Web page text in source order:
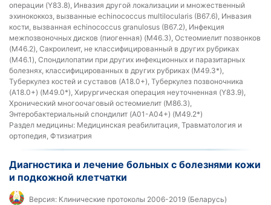
операции (Y83.8), Инвазия другой локализации и множественный
эхинококкоз, вызванные echinococcus multilocularis (B67.6), Инвазия
кости, вызванная echinococcus granulosus (B67.2), Инфекция
межпозвоночных дисков (пиогенная) (М46.3), Остеомиелит позвонков
(M46.2), Сакроилеит, не классифицированный в других рубриках
(M46.1), Спондилопатии при других инфекционных и паразитарных
болезнях, классифицированных в других рубриках (M49.3*),
Туберкулез костей и суставов (A18.0+), Туберкулез позвоночника
(A18.0+) (M49.0*), Хирургическая операция неуточненная (Y83.9),
Хронический многоочаговый остеомиелит (M86.3),
Энтеробактериальный спондилит (A01-A04+) (M49.2*)
Раздел медицины: Медицинская реабилитация, Травматология и
ортопедия, Фтизиатрия
Диагностика и лечение больных с болезнями кожи
и подкожной клетчатки
Версия: Клинические протоколы 2006-2019 (Беларусь)